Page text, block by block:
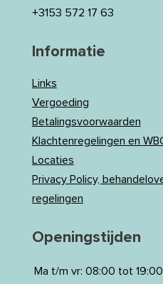
+3153 572 17 63
Informatie
Links
Vergoeding
Betalingsvoorwaarden
Klachtenregelingen en
Locaties
Privacy Policy,
regelingen
Openingstijden
Ma t/m vr: 08:00 tot